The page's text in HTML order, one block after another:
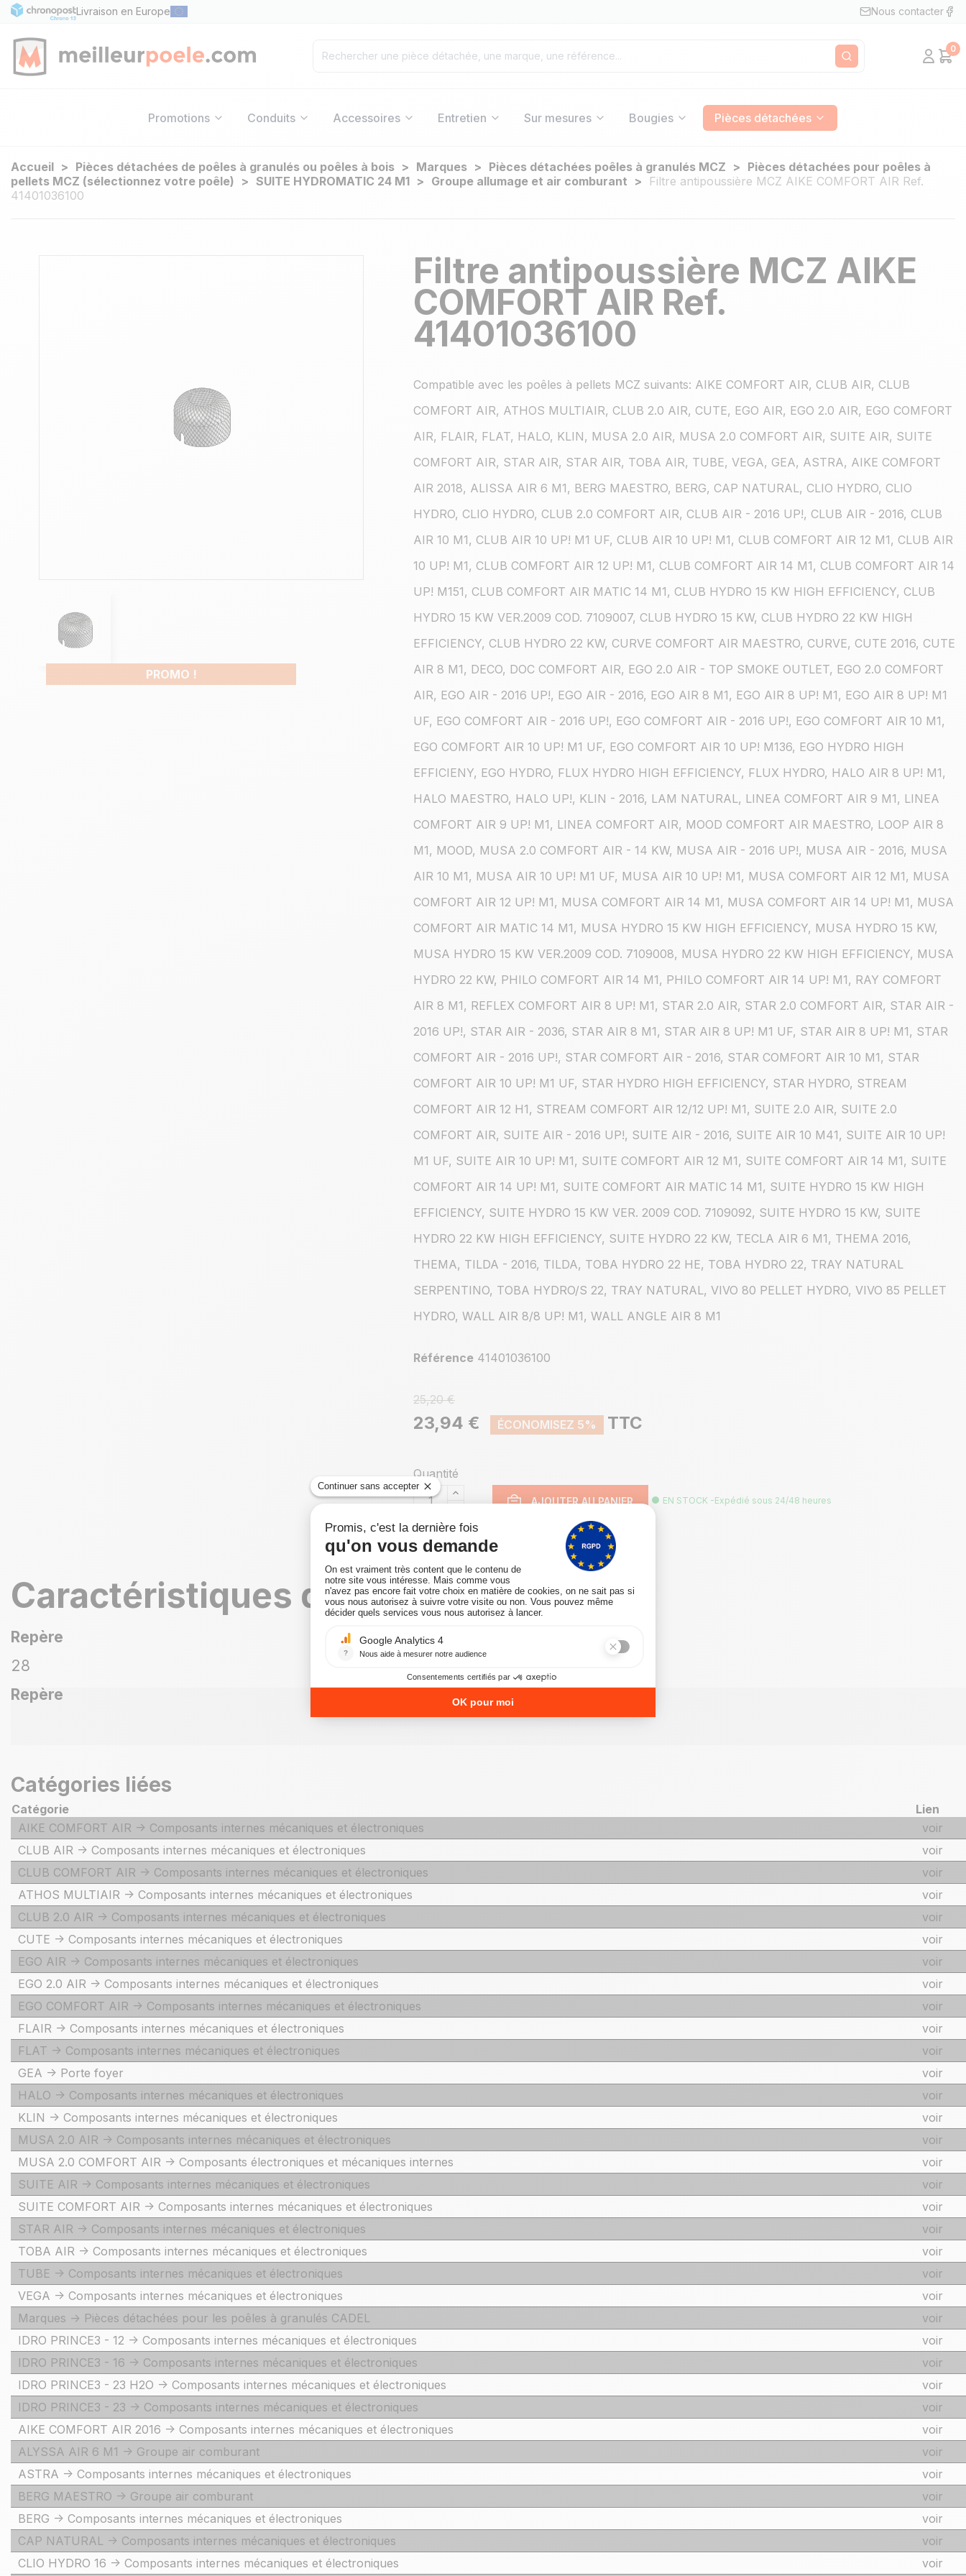
Livraison en Europe Nous contacter
Rechercher Mon
0
Promotions Conduits Accessoires Entretien Sur mesures Bougies Pièces détachées
Accueil Pièces détachées de poêles à granulés ou poêles à bois Marques Pièces détachées poêles à granulés MCZ
Pièces détachées pour poêles à
pellets MCZ (sélectionnez votre poêle)
SUITE HYDROMATIC 24 M1 Groupe allumage et air comburant
Filtre antipoussière MCZ AIKE COMFORT AIR Ref.
41401036100
PROMO !
Filtre antipoussière MCZ AIKE
COMFORT AIR Ref.
41401036100
Compatible avec les poêles à pellets MCZ suivants: AIKE COMFORT AIR, CLUB AIR, CLUB
COMFORT AIR, ATHOS MULTIAIR, CLUB 2.0 AIR, CUTE, EGO AIR, EGO 2.0 AIR, EGO COMFORT
AIR, FLAIR, FLAT, HALO, KLIN, MUSA 2.0 AIR, MUSA 2.0 COMFORT AIR, SUITE AIR, SUITE
COMFORT AIR, STAR AIR, STAR AIR, TOBA AIR, TUBE, VEGA, GEA, ASTRA, AIKE COMFORT
AIR 2018, ALISSA AIR 6 M1, BERG MAESTRO, BERG, CAP NATURAL, CLIO HYDRO, CLIO
HYDRO, CLIO HYDRO, CLUB 2.0 COMFORT AIR, CLUB AIR - 2016 UP!, CLUB AIR - 2016, CLUB
AIR 10 M1, CLUB AIR 10 UP! M1 UF, CLUB AIR 10 UP! M1, CLUB COMFORT AIR 12 M1, CLUB AIR
10 UP! M1, CLUB COMFORT AIR 12 UP! M1, CLUB COMFORT AIR 14 M1, CLUB COMFORT AIR 14
UP! M151, CLUB COMFORT AIR MATIC 14 M1, CLUB HYDRO 15 KW HIGH EFFICIENCY, CLUB
HYDRO 15 KW VER.2009 COD. 7109007, CLUB HYDRO 15 KW, CLUB HYDRO 22 KW HIGH
EFFICIENCY, CLUB HYDRO 22 KW, CURVE COMFORT AIR MAESTRO, CURVE, CUTE 2016, CUTE
AIR 8 M1, DECO, DOC COMFORT AIR, EGO 2.0 AIR - TOP SMOKE OUTLET, EGO 2.0 COMFORT
AIR, EGO AIR - 2016 UP!, EGO AIR - 2016, EGO AIR 8 M1, EGO AIR 8 UP! M1, EGO AIR 8 UP! M1
UF, EGO COMFORT AIR - 2016 UP!, EGO COMFORT AIR - 2016 UP!, EGO COMFORT AIR 10 M1,
EGO COMFORT AIR 10 UP! M1 UF, EGO COMFORT AIR 10 UP! M136, EGO HYDRO HIGH
EFFICIENY, EGO HYDRO, FLUX HYDRO HIGH EFFICIENCY, FLUX HYDRO, HALO AIR 8 UP! M1,
HALO MAESTRO, HALO UP!, KLIN - 2016, LAM NATURAL, LINEA COMFORT AIR 9 M1, LINEA
COMFORT AIR 9 UP! M1, LINEA COMFORT AIR, MOOD COMFORT AIR MAESTRO, LOOP AIR 8
M1, MOOD, MUSA 2.0 COMFORT AIR - 14 KW, MUSA AIR - 2016 UP!, MUSA AIR - 2016, MUSA
AIR 10 M1, MUSA AIR 10 UP! M1 UF, MUSA AIR 10 UP! M1, MUSA COMFORT AIR 12 M1, MUSA
COMFORT AIR 12 UP! M1, MUSA COMFORT AIR 14 M1, MUSA COMFORT AIR 14 UP! M1, MUSA
COMFORT AIR MATIC 14 M1, MUSA HYDRO 15 KW HIGH EFFICIENCY, MUSA HYDRO 15 KW,
MUSA HYDRO 15 KW VER.2009 COD. 7109008, MUSA HYDRO 22 KW HIGH EFFICIENCY, MUSA
HYDRO 22 KW, PHILO COMFORT AIR 14 M1, PHILO COMFORT AIR 14 UP! M1, RAY COMFORT
AIR 8 M1, REFLEX COMFORT AIR 8 UP! M1, STAR 2.0 AIR, STAR 2.0 COMFORT AIR, STAR AIR -
2016 UP!, STAR AIR - 2036, STAR AIR 8 M1, STAR AIR 8 UP! M1 UF, STAR AIR 8 UP! M1, STAR
COMFORT AIR - 2016 UP!, STAR COMFORT AIR - 2016, STAR COMFORT AIR 10 M1, STAR
COMFORT AIR 10 UP! M1 UF, STAR HYDRO HIGH EFFICIENCY, STAR HYDRO, STREAM
COMFORT AIR 12 H1, STREAM COMFORT AIR 12/12 UP! M1, SUITE 2.0 AIR, SUITE 2.0
COMFORT AIR, SUITE AIR - 2016 UP!, SUITE AIR - 2016, SUITE AIR 10 M41, SUITE AIR 10 UP!
M1 UF, SUITE AIR 10 UP! M1, SUITE COMFORT AIR 12 M1, SUITE COMFORT AIR 14 M1, SUITE
COMFORT AIR 14 UP! M1, SUITE COMFORT AIR MATIC 14 M1, SUITE HYDRO 15 KW HIGH
EFFICIENCY, SUITE HYDRO 15 KW VER. 2009 COD. 7109092, SUITE HYDRO 15 KW, SUITE
HYDRO 22 KW HIGH EFFICIENCY, SUITE HYDRO 22 KW, TECLA AIR 6 M1, THEMA 2016,
THEMA, TILDA - 2016, TILDA, TOBA HYDRO 22 HE, TOBA HYDRO 22, TRAY NATURAL
SERPENTINO, TOBA HYDRO/S 22, TRAY NATURAL, VIVO 80 PELLET HYDRO, VIVO 85 PELLET
HYDRO, WALL AIR 8/8 UP! M1, WALL ANGLE AIR 8 M1
Référence 41401036100
25,20 €
23,94 € ÉCONOMISEZ 5% TTC
Quantité
AJOUTER AU PANIER EN STOCK -Expédié sous 24/48 heures
Caractéristiques du produit
Repère
28
Repère
Catégories liées
Catégorie
Lien
AIKE COMFORT AIR -> Composants internes mécaniques et électroniques
voir
CLUB AIR -> Composants internes mécaniques et électroniques
voir
CLUB COMFORT AIR -> Composants internes mécaniques et électroniques
voir
ATHOS MULTIAIR -> Composants internes mécaniques et électroniques
voir
CLUB 2.0 AIR -> Composants internes mécaniques et électroniques
voir
CUTE -> Composants internes mécaniques et électroniques
voir
EGO AIR -> Composants internes mécaniques et électroniques
voir
EGO 2.0 AIR -> Composants internes mécaniques et électroniques
voir
EGO COMFORT AIR -> Composants internes mécaniques et électroniques
voir
FLAIR -> Composants internes mécaniques et électroniques
voir
FLAT -> Composants internes mécaniques et électroniques
voir
GEA -> Porte foyer
voir
HALO -> Composants internes mécaniques et électroniques
voir
KLIN -> Composants internes mécaniques et électroniques
voir
MUSA 2.0 AIR -> Composants internes mécaniques et électroniques
voir
MUSA 2.0 COMFORT AIR -> Composants électroniques et mécaniques internes
voir
SUITE AIR -> Composants internes mécaniques et électroniques
voir
SUITE COMFORT AIR -> Composants internes mécaniques et électroniques
voir
STAR AIR -> Composants internes mécaniques et électroniques
voir
TOBA AIR -> Composants internes mécaniques et électroniques
voir
TUBE -> Composants internes mécaniques et électroniques
voir
VEGA -> Composants internes mécaniques et électroniques
voir
Marques -> Pièces détachées pour les poêles à granulés CADEL
voir
IDRO PRINCE3 - 12 -> Composants internes mécaniques et électroniques
voir
IDRO PRINCE3 - 16 -> Composants internes mécaniques et électroniques
voir
IDRO PRINCE3 - 23 H2O -> Composants internes mécaniques et électroniques
voir
IDRO PRINCE3 - 23 -> Composants internes mécaniques et électroniques
voir
AIKE COMFORT AIR 2016 -> Composants internes mécaniques et électroniques
voir
ALYSSA AIR 6 M1 -> Groupe air comburant
voir
ASTRA -> Composants internes mécaniques et électroniques
voir
BERG MAESTRO -> Groupe air comburant
voir
BERG -> Composants internes mécaniques et électroniques
voir
CAP NATURAL -> Composants internes mécaniques et électroniques
voir
CLIO HYDRO 16 -> Composants internes mécaniques et électroniques
voir